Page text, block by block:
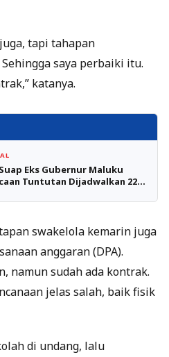
tapi tahapan
saya perbaiki itu.
katanya.
Eks Gubernur Maluku
Tuntutan Dijadwalkan 22
swakelola kemarin juga
anggaran (DPA).
namun sudah ada kontrak.
jelas salah, baik fisik
di undang, lalu